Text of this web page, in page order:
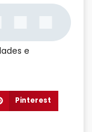
e
Pinterest